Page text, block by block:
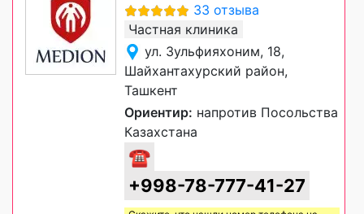
33 отзыва
Частная клиника
ул. Зульфияхоним, 18,
Шайхантахурский район,
Ташкент
Ориентир: напротив Посольства
Казахстана
☎
+998-78-777-41-27